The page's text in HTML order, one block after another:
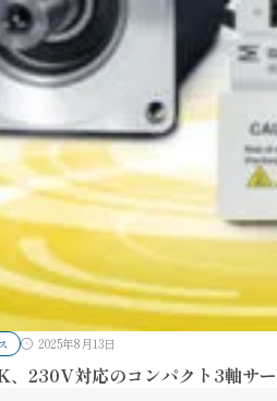
2025年8月13日
230V対応のコンパクト3軸サ